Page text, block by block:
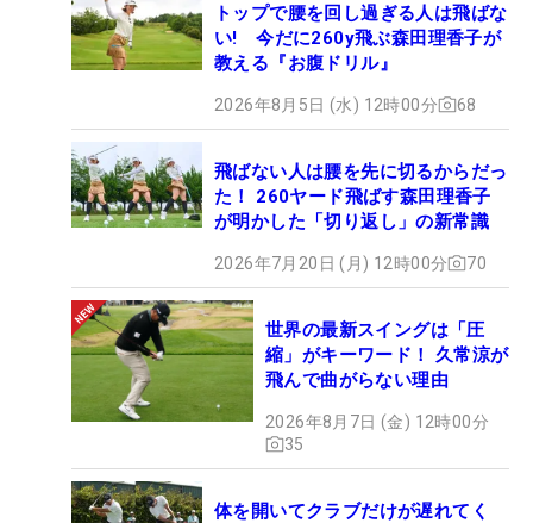
トップで腰を回し過ぎる人は飛ばな
い! 今だに260y飛ぶ森田理香子が
教える『お腹ドリル』
2026年8月5日 (水) 12時00分 68
飛ばない人は腰を先に切るからだっ
た！ 260ヤード飛ばす森田理香子
が明かした「切り返し」の新常識
2026年7月20日 (月) 12時00分 70
世界の最新スイングは「圧
縮」がキーワード！ 久常涼が
飛んで曲がらない理由
2026年8月7日 (金) 12時00分
35
体を開いてクラブだけが遅れてく